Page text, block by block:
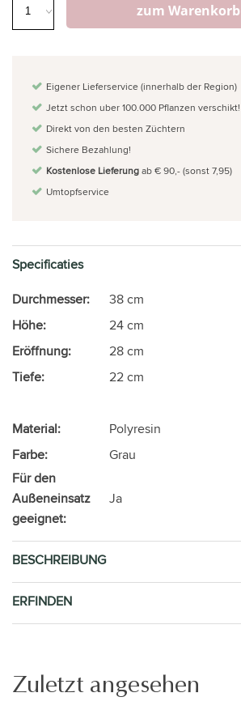
zum Warenkorb
Eigener Lieferservice (innerhalb der Region)
Jetzt schon uber 100.000 Pflanzen verschikt!
Direkt von den besten Züchtern
Sichere Bezahlung!
Kostenlose Lieferungab € 90,- (sonst 7,95)
Umtopfservice
Specificaties
Durchmesser:
38 cm
Höhe:
24 cm
Eröffnung:
28 cm
Tiefe:
22 cm
Material:
Polyresin
Farbe:
Grau
Für den
Außeneinsatz
geeignet:
Ja
BESCHREIBUNG
ERFINDEN
Zuletzt angesehen